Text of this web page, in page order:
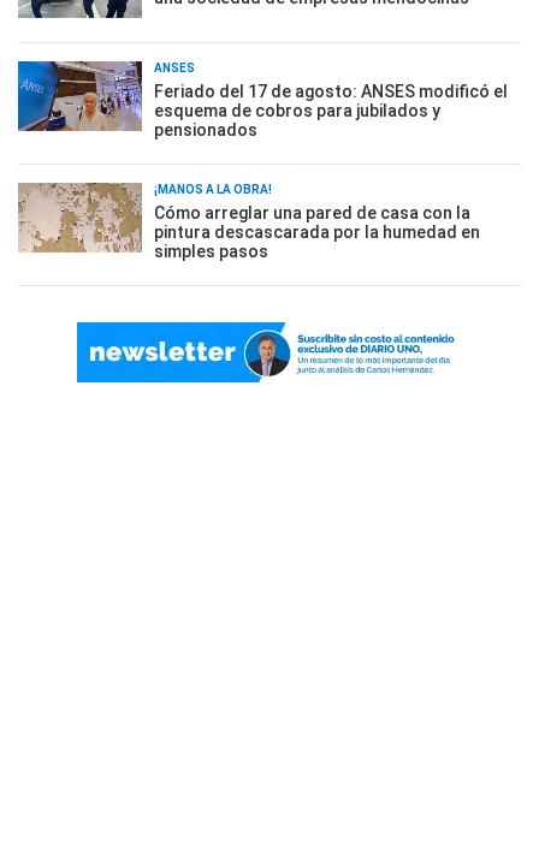
ANSES
Feriado del 17 de agosto: ANSES modificó el
esquema de cobros para jubilados y
pensionados
¡MANOS A LA OBRA!
Cómo arreglar una pared de casa con la
pintura descascarada por la humedad en
simples pasos